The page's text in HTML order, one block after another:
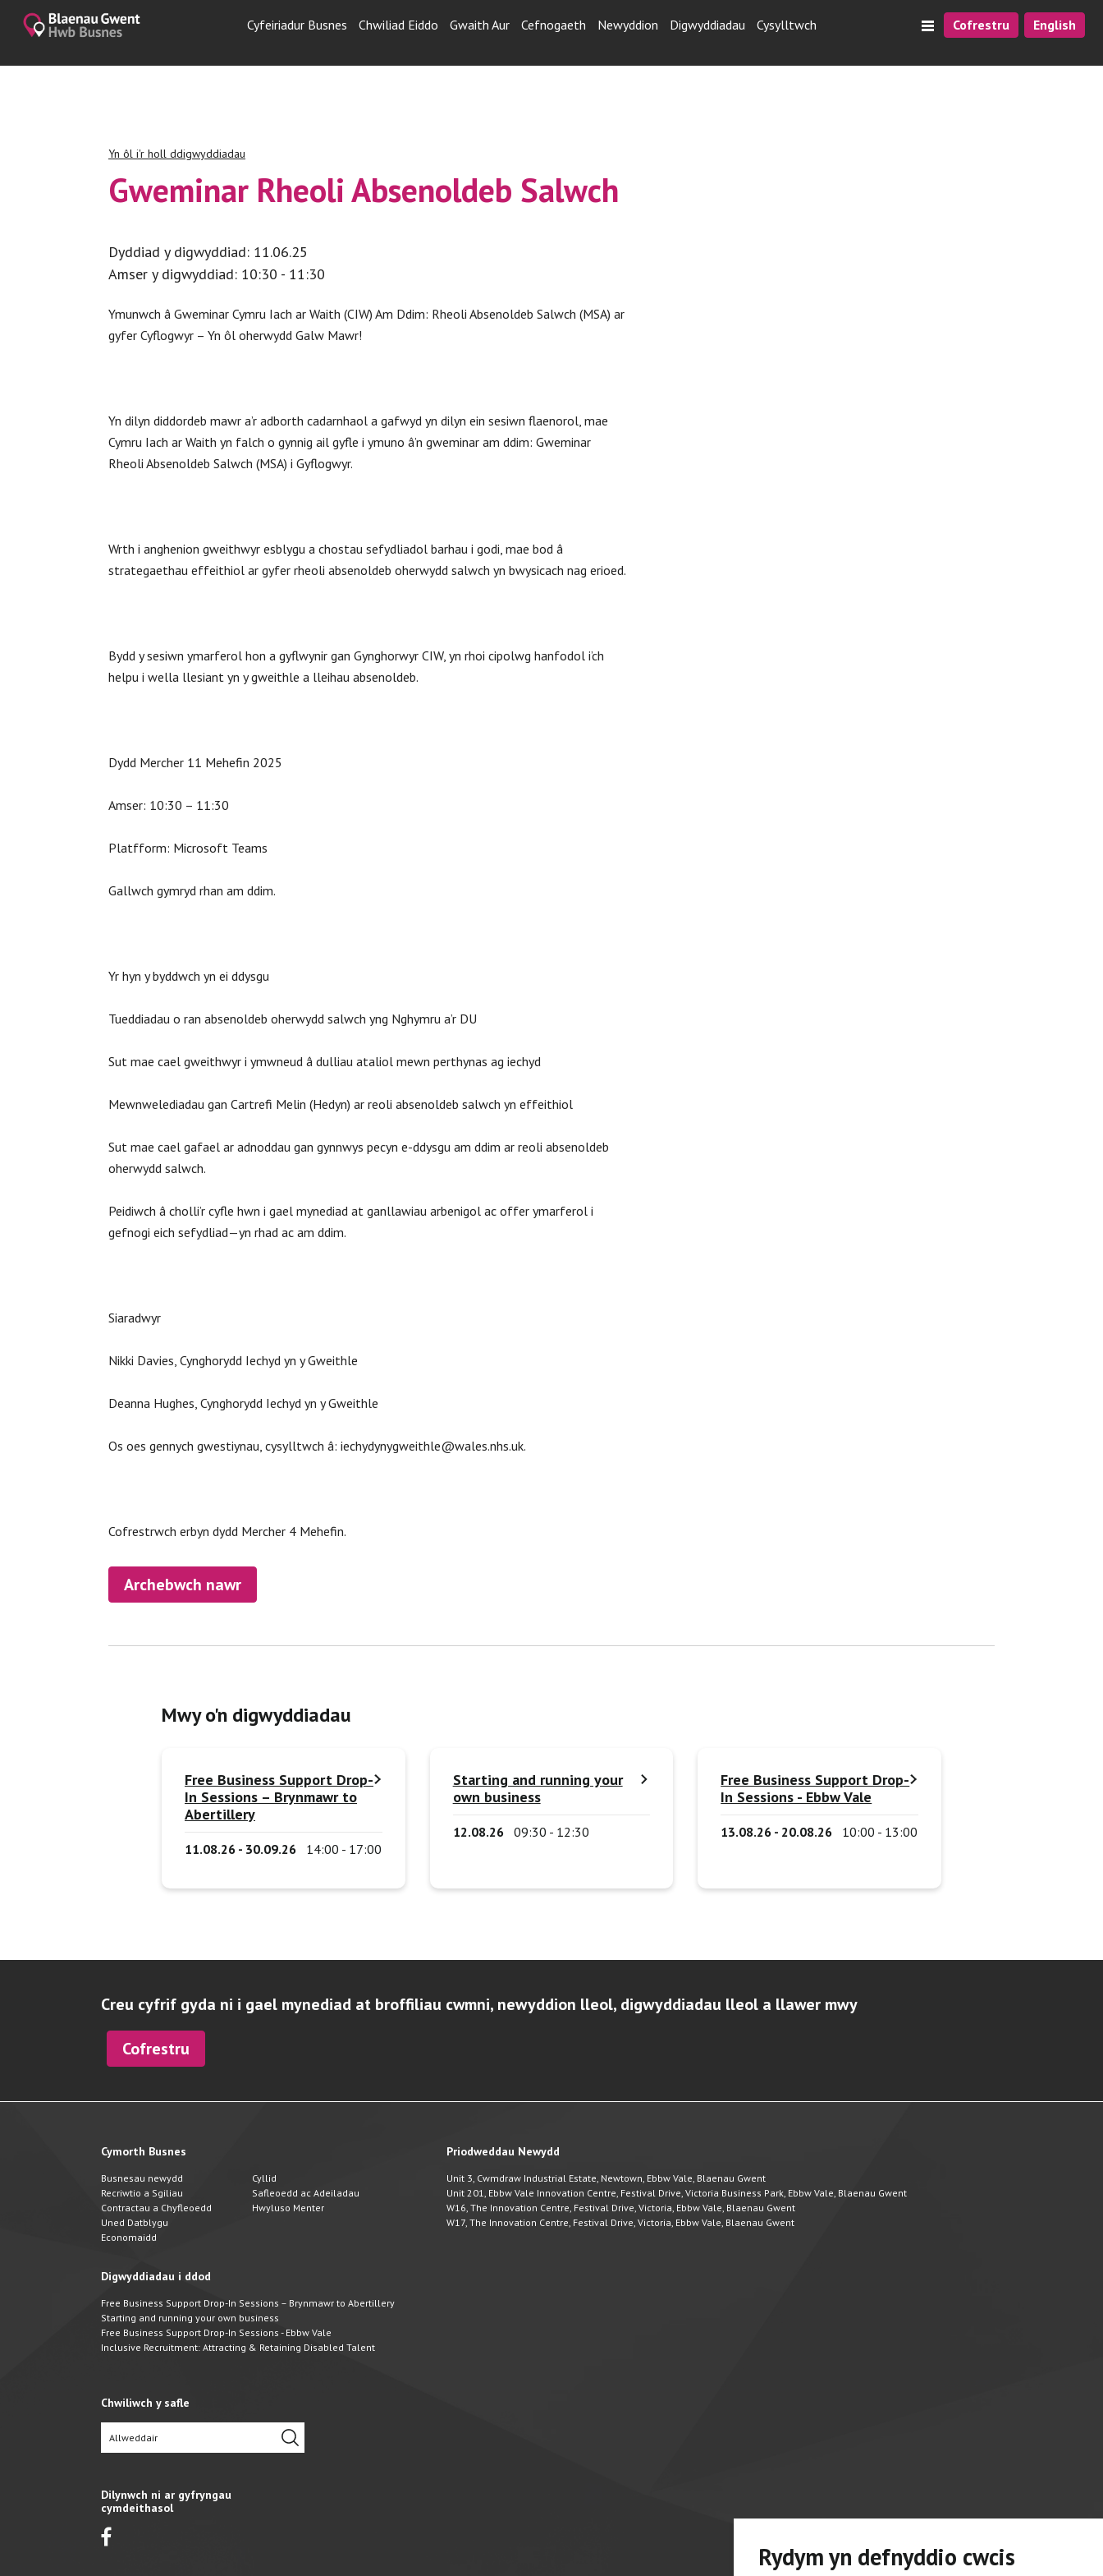
Rydym yn defnyddio cwcis
Cyfeiriadur Busnes Chwiliad Eiddo Gwaith Aur Cefnogaeth Newyddion Digwyddiadau Cysylltwch Cofrestru English
Yn ôl i'r holl ddigwyddiadau
Gweminar Rheoli Absenoldeb Salwch
Dyddiad y digwyddiad: 11.06.25
Amser y digwyddiad: 10:30 - 11:30
Ymunwch â Gweminar Cymru Iach ar Waith (CIW) Am Ddim: Rheoli Absenoldeb Salwch (MSA) ar
gyfer Cyflogwyr – Yn ôl oherwydd Galw Mawr!
Yn dilyn diddordeb mawr a’r adborth cadarnhaol a gafwyd yn dilyn ein sesiwn flaenorol, mae
Cymru Iach ar Waith yn falch o gynnig ail gyfle i ymuno â’n gweminar am ddim: Gweminar
Rheoli Absenoldeb Salwch (MSA) i Gyflogwyr.
Wrth i anghenion gweithwyr esblygu a chostau sefydliadol barhau i godi, mae bod â
strategaethau effeithiol ar gyfer rheoli absenoldeb oherwydd salwch yn bwysicach nag erioed.
Bydd y sesiwn ymarferol hon a gyflwynir gan Gynghorwyr CIW, yn rhoi cipolwg hanfodol i’ch
helpu i wella llesiant yn y gweithle a lleihau absenoldeb.
Dydd Mercher 11 Mehefin 2025
Amser: 10:30 – 11:30
Platfform: Microsoft Teams
Gallwch gymryd rhan am ddim.
Yr hyn y byddwch yn ei ddysgu
Tueddiadau o ran absenoldeb oherwydd salwch yng Nghymru a’r DU
Sut mae cael gweithwyr i ymwneud â dulliau ataliol mewn perthynas ag iechyd
Mewnwelediadau gan Cartrefi Melin (Hedyn) ar reoli absenoldeb salwch yn effeithiol
Sut mae cael gafael ar adnoddau gan gynnwys pecyn e-ddysgu am ddim ar reoli absenoldeb
oherwydd salwch.
Peidiwch â cholli’r cyfle hwn i gael mynediad at ganllawiau arbenigol ac offer ymarferol i
gefnogi eich sefydliad—yn rhad ac am ddim.
Siaradwyr
Nikki Davies, Cynghorydd Iechyd yn y Gweithle
Deanna Hughes, Cynghorydd Iechyd yn y Gweithle
Os oes gennych gwestiynau, cysylltwch â: iechydynygweithle@wales.nhs.uk.
Cofrestrwch erbyn dydd Mercher 4 Mehefin.
Archebwch nawr
Mwy o'n digwyddiadau
Free Business Support Drop-
In Sessions – Brynmawr to
Abertillery
11.08.26 - 30.09.26 14:00 - 17:00
Starting and running your
own business
12.08.26 09:30 - 12:30
Free Business Support Drop-
In Sessions - Ebbw Vale
13.08.26 - 20.08.26 10:00 - 13:00
Creu cyfrif gyda ni i gael mynediad at broffiliau cwmni, newyddion lleol, digwyddiadau lleol a llawer mwy
Cofrestru
Cymorth Busnes
Busnesau newydd
Cyllid
Recriwtio a Sgiliau
Safleoedd ac Adeiladau
Contractau a Chyfleoedd
Hwyluso Menter
Uned Datblygu
Economaidd
Priodweddau Newydd
Unit 3, Cwmdraw Industrial Estate, Newtown, Ebbw Vale, Blaenau Gwent
Unit 201, Ebbw Vale Innovation Centre, Festival Drive, Victoria Business Park, Ebbw Vale, Blaenau Gwent
W16, The Innovation Centre, Festival Drive, Victoria, Ebbw Vale, Blaenau Gwent
W17, The Innovation Centre, Festival Drive, Victoria, Ebbw Vale, Blaenau Gwent
Digwyddiadau i ddod
Free Business Support Drop-In Sessions – Brynmawr to Abertillery
Starting and running your own business
Free Business Support Drop-In Sessions - Ebbw Vale
Inclusive Recruitment: Attracting & Retaining Disabled Talent
Chwiliwch y safle
Dilynwch ni ar gyfryngau
cymdeithasol